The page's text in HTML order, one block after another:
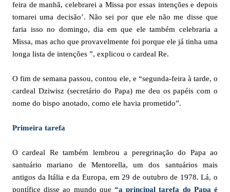
feira de manhã, celebrarei a Missa por essas intenções e depois
tomarei uma decisão’. Não sei por que ele não me disse que
faria isso no domingo, dia em que ele também celebraria a
Missa, mas acho que provavelmente foi porque ele já tinha uma
longa lista de intenções ”, explicou o cardeal Re.
O fim de semana passou, contou ele, e “segunda-feira à tarde, o
cardeal Dziwisz (secretário do Papa) me deu os papéis com o
nome do bispo anotado, como ele havia prometido”.
Primeira tarefa
O cardeal Re também lembrou a peregrinação do Papa ao
santuário mariano de Mentorella, um dos santuários mais
antigos da Itália e da Europa, em 29 de outubro de 1978. Lá, o
pontífice disse ao mundo que “a principal tarefa do Papa é